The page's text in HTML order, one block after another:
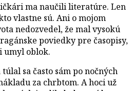
ma naučili literatúre. Len
vlastne sú. Ani o mojom
nedozvedel, že mal vysokú
poviedky pre časopisy,
umyl oblok.
sa často sám po nočných
za chrbtom. A hoci už